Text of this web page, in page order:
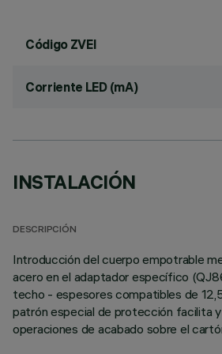
Código ZVEI
Corriente LED (mA)
INSTALACIÓN
DESCRIPCIÓN
Introducción del cuerpo empotrable
acero en el adaptador específico
techo - espesores compatibles de
patrón especial de protección facilita y
operaciones de acabado sobre el